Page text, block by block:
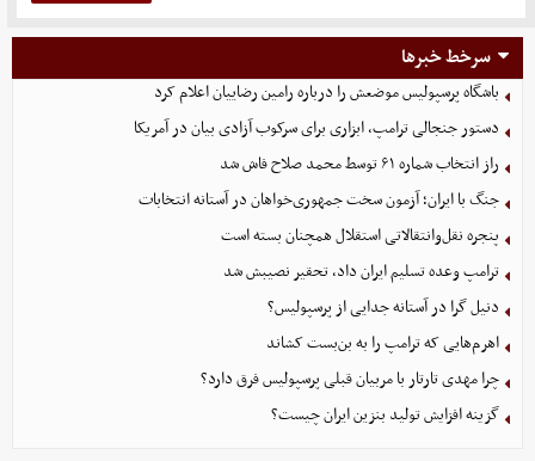
سرخط خبرها
باشگاه پرسپولیس موضعش را درباره رامین رضاییان اعلام کرد
دستور جنجالی ترامپ، ابزاری برای سرکوب آزادی بیان در آمریکا
راز انتخاب شماره ۶۱ توسط محمد صلاح فاش شد
جنگ با ایران؛ آزمون سخت جمهوری‌خواهان در آستانه انتخابات
پنجره نقل‌وانتقالاتی استقلال همچنان بسته است
ترامپ وعده تسلیم ایران داد، تحقیر نصیبش شد
دنیل گرا در آستانه جدایی از پرسپولیس؟
اهرم‌هایی که ترامپ را به بن‌بست کشاند
چرا مهدی تارتار با مربیان قبلی پرسپولیس فرق دارد؟
گزینه‌ افزایش تولید بنزین ایران چیست؟